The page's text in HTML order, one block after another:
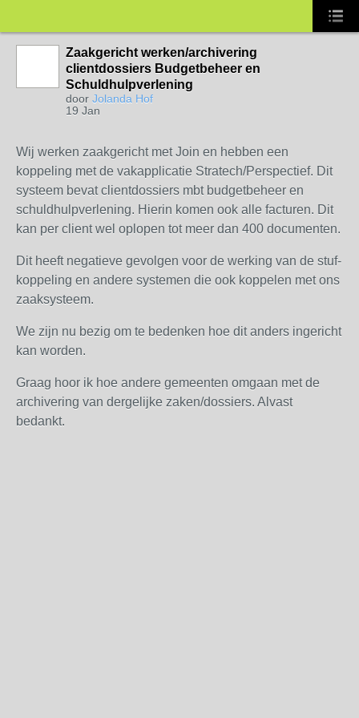
Zaakgericht werken/archivering
clientdossiers Budgetbeheer en
Schuldhulpverlening
door Jolanda Hof
19 Jan
Wij werken zaakgericht met Join en hebben een
koppeling met de vakapplicatie Stratech/Perspectief. Dit
systeem bevat clientdossiers mbt budgetbeheer en
schuldhulpverlening. Hierin komen ook alle facturen. Dit
kan per client wel oplopen tot meer dan 400 documenten.
Dit heeft negatieve gevolgen voor de werking van de stuf-
koppeling en andere systemen die ook koppelen met ons
zaaksysteem.
We zijn nu bezig om te bedenken hoe dit anders ingericht
kan worden.
Graag hoor ik hoe andere gemeenten omgaan met de
archivering van dergelijke zaken/dossiers. Alvast
bedankt.